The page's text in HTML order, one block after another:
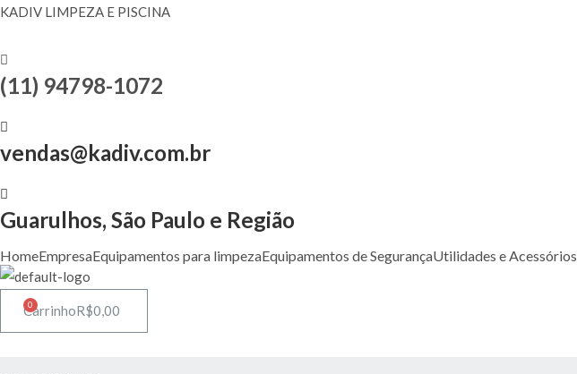
KADIV LIMPEZA E PISCINA
(11) 94798-1072
vendas@kadiv.com.br
Guarulhos, São Paulo e Região
HomeEmpresaEquipamentos para limpezaEquipamentos de SegurançaUtilidades e Acessórios
R$0,00
0
Carrinho